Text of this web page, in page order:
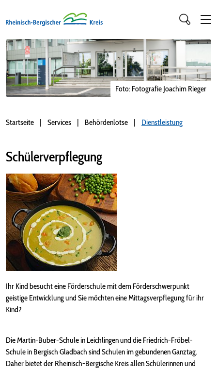
Foto: Fotografie Joachim Rieger
Startseite Services Behördenlotse Dienstleistung
Schülerverpflegung
Ihr Kind besucht eine Förderschule mit dem Förderschwerpunkt
geistige Entwicklung und Sie möchten eine Mittagsverpflegung für ihr
Kind?
Die Martin-Buber-Schule in Leichlingen und die Friedrich-Fröbel-
Schule in Bergisch Gladbach sind Schulen im gebundenen Ganztag.
Daher bietet der Rheinisch-Bergische Kreis allen Schülerinnen und